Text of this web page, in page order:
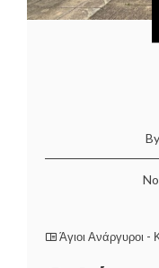
Άγιοι Ανάργυροι -